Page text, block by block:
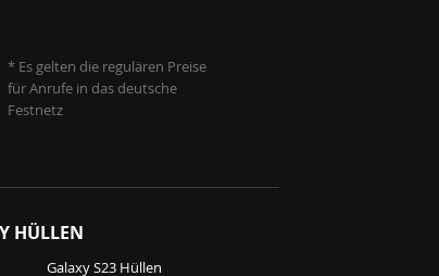
* Es gelten die regulären Preise
für Anrufe in das deutsche
Festnetz
HÜLLEN
Galaxy S23 Hüllen